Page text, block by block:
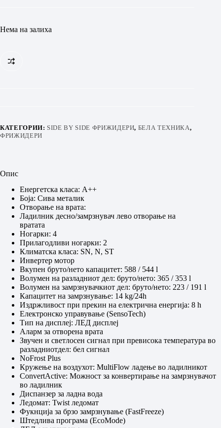
Нема на залиха
КАТЕГОРИИ: SIDE BY SIDE ФРИЖИДЕРИ, БЕЛА ТЕХНИКА,
ФРИЖИДЕРИ
Опис
Енергетска класа: A++
Боја: Сива металик
Отвoрање на врата:
Ладилник десно/замрзнувач лево отворање на
вратата
Ногарки: 4
Прилагодливи ногарки: 2
Климатска класа: SN, N, ST
Инвертер мотор
Вкупен бруто/нето капацитет: 588 / 544 l
Волумен на разладниот дел: бруто/нето: 365 / 353 l
Волумен на замрзнувачкиот дел: бруто/нето: 223 / 191 l
Капацитет на замрзнување: 14 kg/24h
Издржливост при прекин на електрична енергија: 8 h
Електронско управување (SensoTech)
Тип на дисплеј: ЛЕД дисплеј
Аларм за отворена врата
Звучен и светлосен сигнал при превисока температура во
разладниотдел: бел сигнал
NoFrost Plus
Кружење на воздухот: MultiFlow ладење во ладилникот
ConvertActive: Можност за конвертирање на замрзнувачот
во ладилник
Диспанзер за ладна вода
Ледомат: Twist ледомат
Фукнција за брзо замрзнување (FastFreeze)
Штедлива програма (EcoMode)